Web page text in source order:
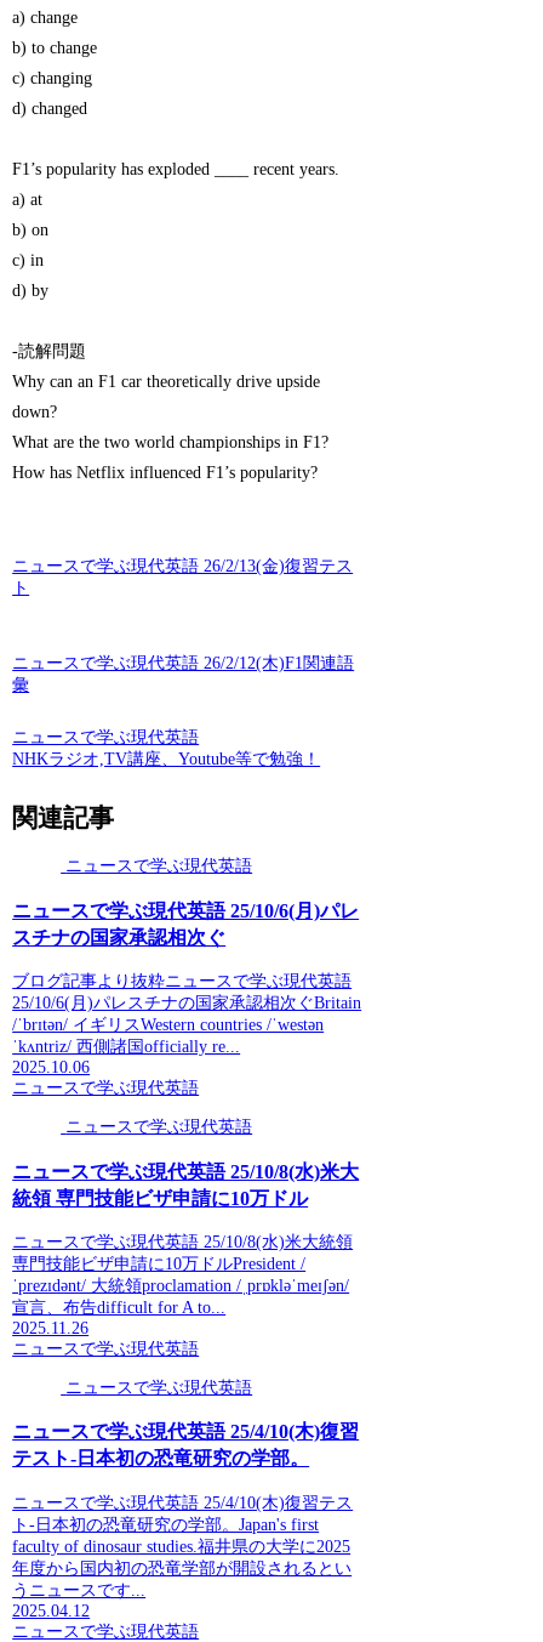
a) change
b) to change
c) changing
d) changed
F1’s popularity has exploded ____ recent years.
a) at
b) on
c) in
d) by
-読解問題
Why can an F1 car theoretically drive upside
down?
What are the two world championships in F1?
How has Netflix influenced F1’s popularity?
ニュースで学ぶ現代英語 26/2/13(金)復習テス
ト
ニュースで学ぶ現代英語 26/2/12(木)F1関連語
彙
ニュースで学ぶ現代英語
NHKラジオ,TV講座、Youtube等で勉強！
関連記事
ニュースで学ぶ現代英語
ニュースで学ぶ現代英語 25/10/6(月)パレ
スチナの国家承認相次ぐ
ブログ記事より抜粋ニュースで学ぶ現代英語
25/10/6(月)パレスチナの国家承認相次ぐBritain
/ˈbrɪtən/ イギリスWestern countries /ˈwestən
ˈkʌntriz/ 西側諸国officially re...
2025.10.06
ニュースで学ぶ現代英語
ニュースで学ぶ現代英語
ニュースで学ぶ現代英語 25/10/8(水)米大
統領 専門技能ビザ申請に10万ドル
ニュースで学ぶ現代英語 25/10/8(水)米大統領
専門技能ビザ申請に10万ドルPresident /
ˈprezɪdənt/ 大統領proclamation /ˌprɒkləˈmeɪʃən/
宣言、布告difficult for A to...
2025.11.26
ニュースで学ぶ現代英語
ニュースで学ぶ現代英語
ニュースで学ぶ現代英語 25/4/10(木)復習
テスト-日本初の恐竜研究の学部。
ニュースで学ぶ現代英語 25/4/10(木)復習テス
ト-日本初の恐竜研究の学部。Japan's first
faculty of dinosaur studies.福井県の大学に2025
年度から国内初の恐竜学部が開設されるとい
うニュースです...
2025.04.12
ニュースで学ぶ現代英語